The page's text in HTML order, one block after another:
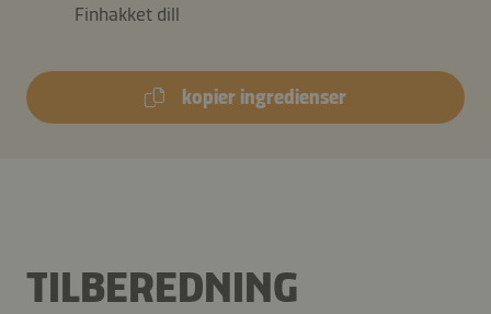
Finhakket dill
kopier ingredienser
TILBEREDNING